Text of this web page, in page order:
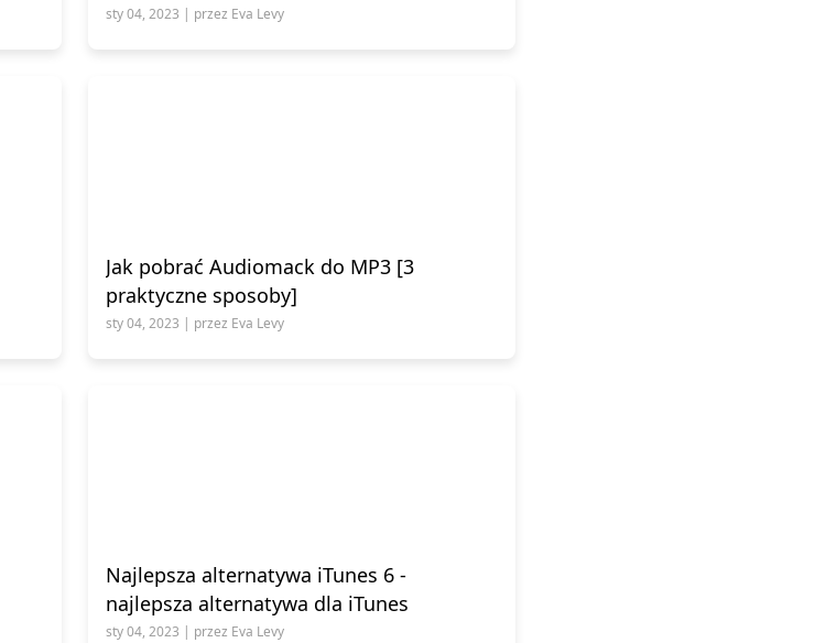
sty 04, 2023 | przez Eva Levy
Jak pobrać Audiomack do MP3 [3
praktyczne sposoby]
sty 04, 2023 | przez Eva Levy
Najlepsza alternatywa iTunes 6 -
najlepsza alternatywa dla iTunes
sty 04, 2023 | przez Eva Levy